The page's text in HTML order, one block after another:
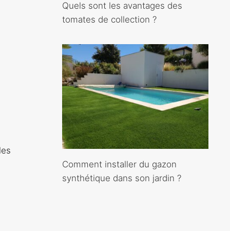
Quels sont les avantages des
tomates de collection ?
Comment installer du gazon
synthétique dans son jardin ?